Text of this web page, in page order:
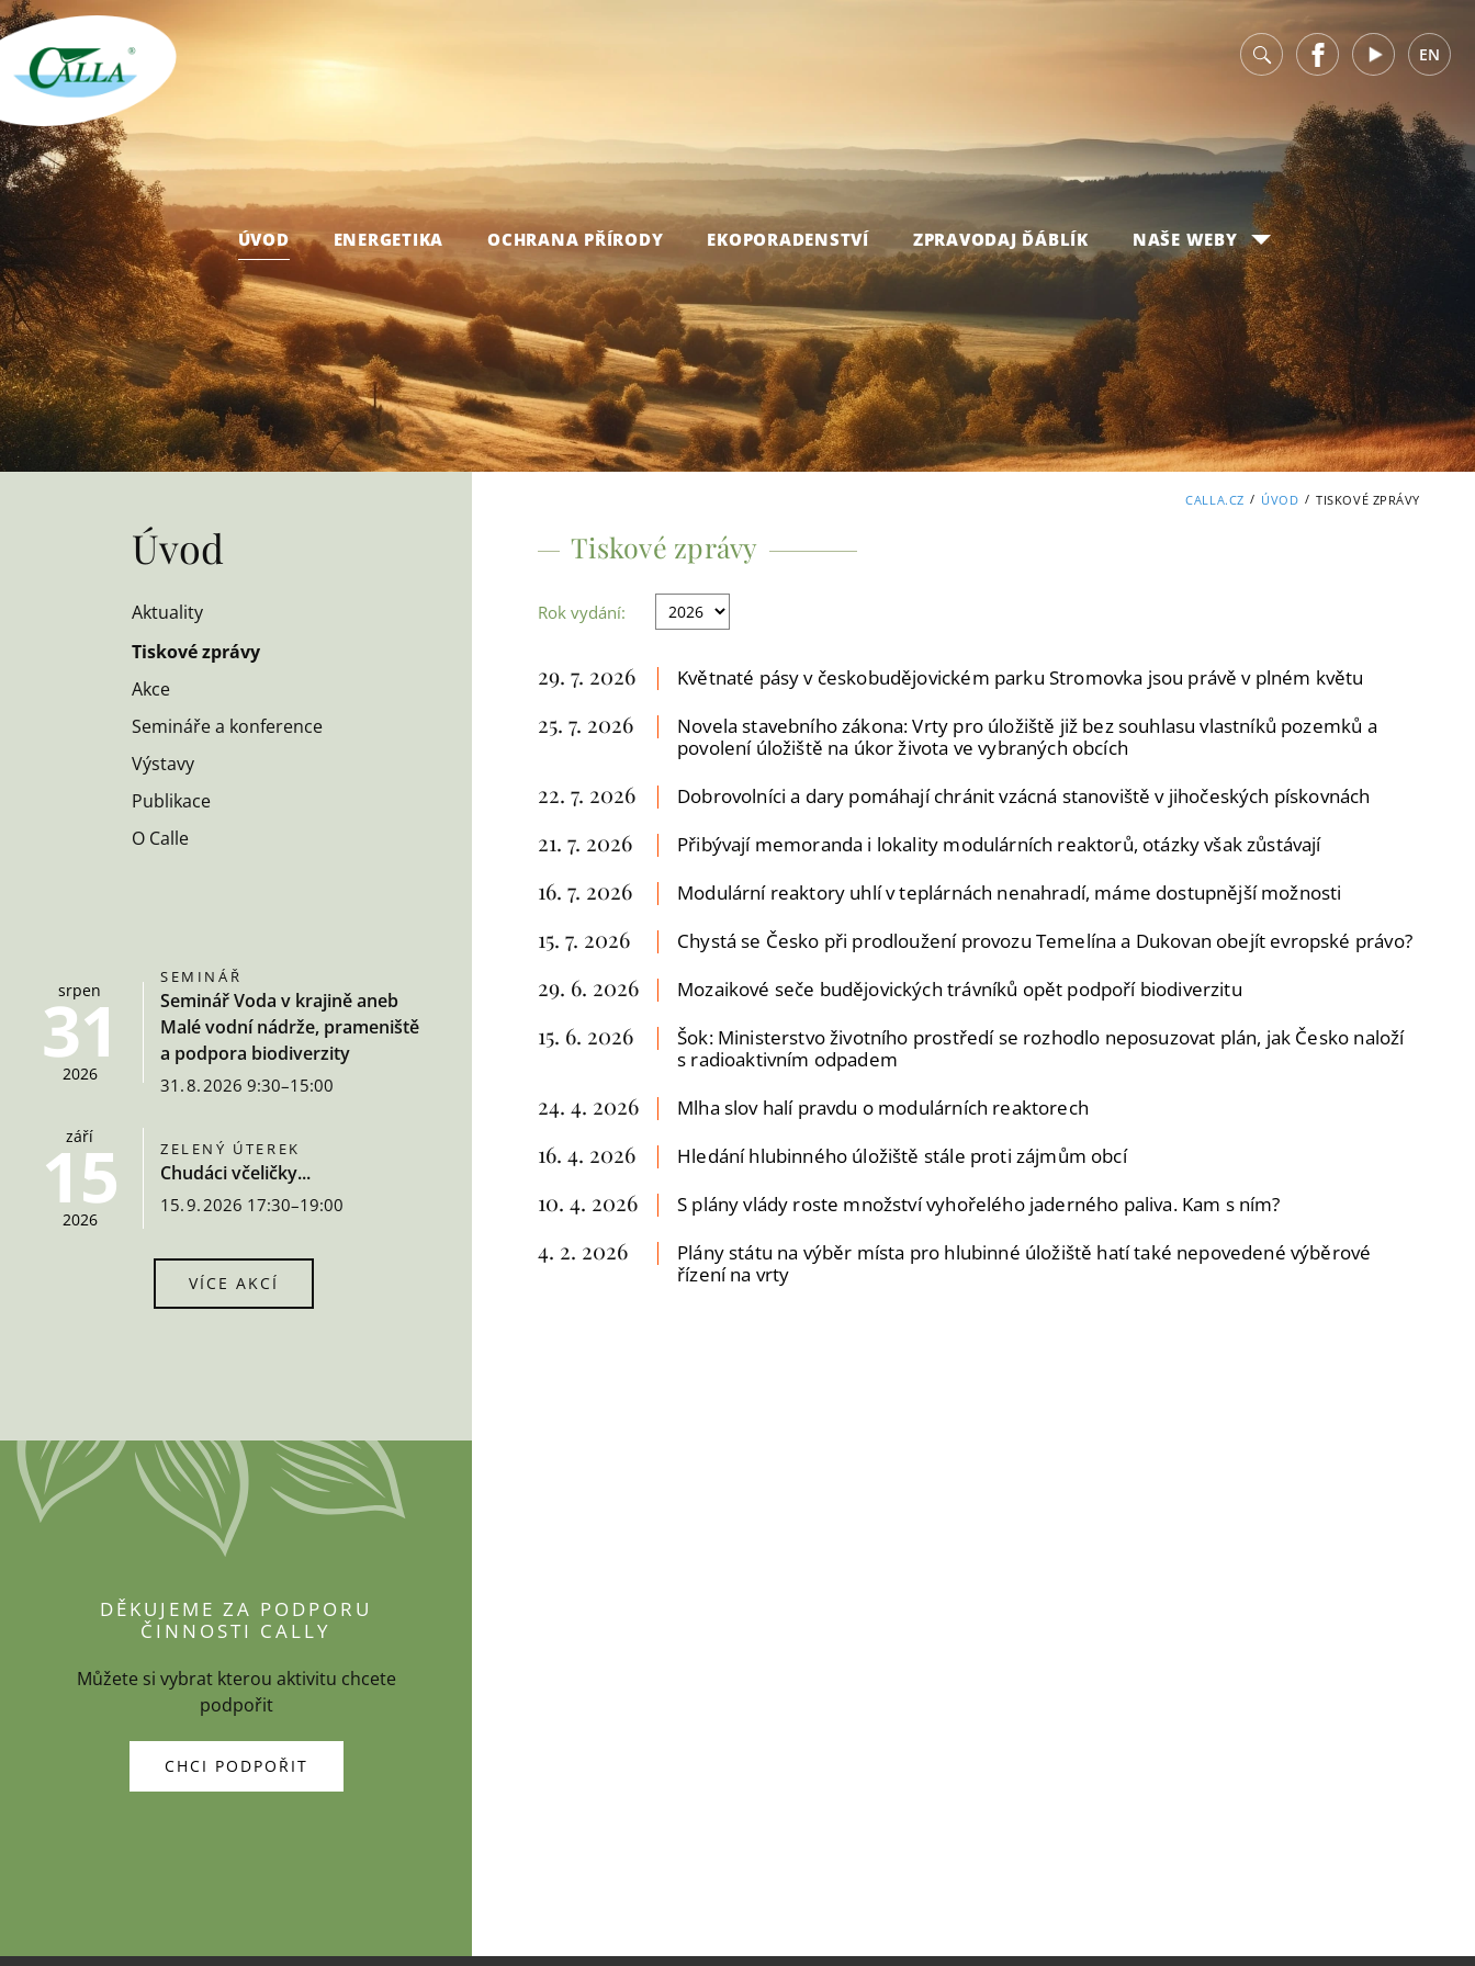
v FacebookYoutube EN
ÚVOD ENERGETIKA OCHRANA PŘÍRODY EKOPORADENSTVÍ ZPRAVODAJ ĎÁBLÍK NAŠE WEBY
CALLA.CZ / ÚVOD / TISKOVÉ ZPRÁVY
Úvod
Aktuality
Tiskové zprávy
Akce
Semináře a konference
Výstavy
Publikace
O Calle
srpen
31
2026
SEMINÁŘ
Seminář Voda v krajině aneb
Malé vodní nádrže, prameniště
a podpora biodiverzity
31. 8. 2026 9:30–15:00
září
15
2026
ZELENÝ ÚTEREK
Chudáci včeličky...
15. 9. 2026 17:30–19:00
VÍCE AKCÍ
Tiskové zprávy
Rok vydání:
29. 7. 2026 Květnaté pásy v českobudějovickém parku Stromovka jsou právě v plném květu
25. 7. 2026
Novela stavebního zákona: Vrty pro úložiště již bez souhlasu vlastníků pozemků a
povolení úložiště na úkor života ve vybraných obcích
22. 7. 2026 Dobrovolníci a dary pomáhají chránit vzácná stanoviště v jihočeských pískovnách
21. 7. 2026 Přibývají memoranda i lokality modulárních reaktorů, otázky však zůstávají
16. 7. 2026 Modulární reaktory uhlí v teplárnách nenahradí, máme dostupnější možnosti
15. 7. 2026 Chystá se Česko při prodloužení provozu Temelína a Dukovan obejít evropské právo?
29. 6. 2026 Mozaikové seče budějovických trávníků opět podpoří biodiverzitu
15. 6. 2026
Šok: Ministerstvo životního prostředí se rozhodlo neposuzovat plán, jak Česko naloží
s radioaktivním odpadem
24. 4. 2026 Mlha slov halí pravdu o modulárních reaktorech
16. 4. 2026 Hledání hlubinného úložiště stále proti zájmům obcí
10. 4. 2026 S plány vlády roste množství vyhořelého jaderného paliva. Kam s ním?
4. 2. 2026
Plány státu na výběr místa pro hlubinné úložiště hatí také nepovedené výběrové
řízení na vrty
DĚKUJEME ZA PODPORU
ČINNOSTI CALLY
Můžete si vybrat kterou aktivitu chcete
podpořit
CHCI PODPOŘIT